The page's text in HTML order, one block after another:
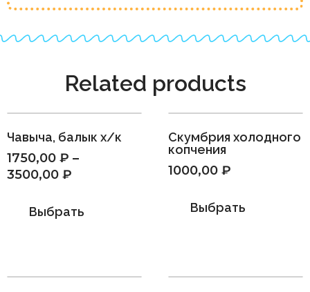
quantity
Related products
Чавыча, балык х/к
1750,00 ₽ –
3500,00 ₽
Выбрать
Скумбрия холодного
копчения
1000,00 ₽
Выбрать